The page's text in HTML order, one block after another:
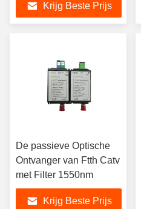
Krijg Beste Prijs
De passieve Optische
Ontvanger van Ftth Catv
met Filter 1550nm
Krijg Beste Prijs